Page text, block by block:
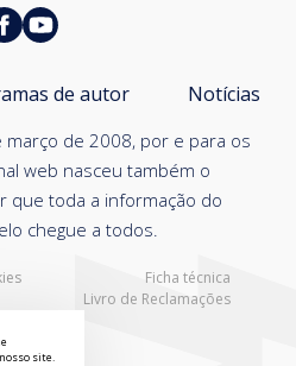
Ficha técnica
Livro de Reclamações
março de 2008, por e para os
web nasceu também o
que toda a informação do
chegue a todos.
de autor Notícias
site.